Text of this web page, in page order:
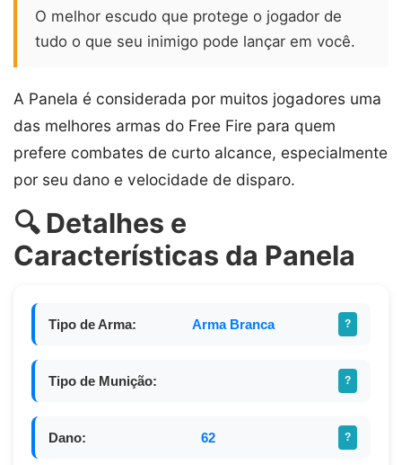
O melhor escudo que protege o jogador de
tudo o que seu inimigo pode lançar em você.
A Panela é considerada por muitos jogadores uma
das melhores armas do Free Fire para quem
prefere combates de curto alcance, especialmente
por seu dano e velocidade de disparo.
🔍 Detalhes e
Características da Panela
Tipo de Arma: Arma Branca ?
Tipo de Munição: ?
Dano: 62 ?